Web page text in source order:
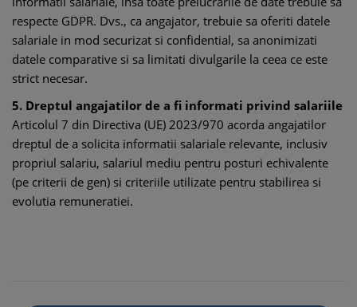
respecte GDPR. Dvs., ca angajator, trebuie sa oferiti datele
salariale in mod securizat si confidential, sa anonimizati
datele comparative si sa limitati divulgarile la ceea ce este
strict necesar.
5. Dreptul angajatilor de a fi informati privind salariile
Articolul 7 din Directiva (UE) 2023/970 acorda angajatilor
dreptul de a solicita informatii salariale relevante, inclusiv
propriul salariu, salariul mediu pentru posturi echivalente
(pe criterii de gen) si criteriile utilizate pentru stabilirea si
evolutia remuneratiei.